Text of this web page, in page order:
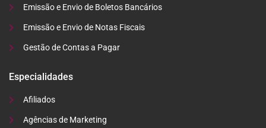
Emissão e Envio de Boletos Bancários
Emissão e Envio de Notas Fiscais
Gestão de Contas a Pagar
Especialidades
Afiliados
Agências de Marketing